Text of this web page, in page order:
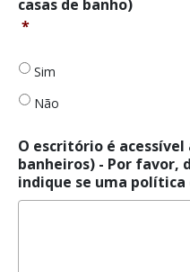
é
deficientes
(incluindo
casas
banho) *
casas de banho)
*
Sim
Não
O escritório é
banheiros) - Por favor,
indique se uma política